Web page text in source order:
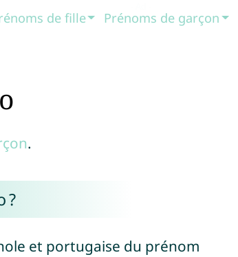
de fille Prénoms de garçon
.
?
et portugaise du prénom